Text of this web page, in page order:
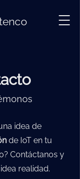
idea de
de IoT en tu
Contáctanos y
realidad.